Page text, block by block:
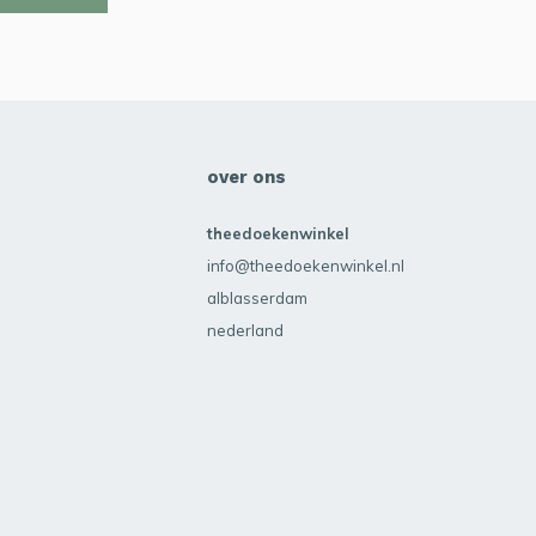
over ons
theedoekenwinkel
info@theedoekenwinkel.nl
alblasserdam
nederland